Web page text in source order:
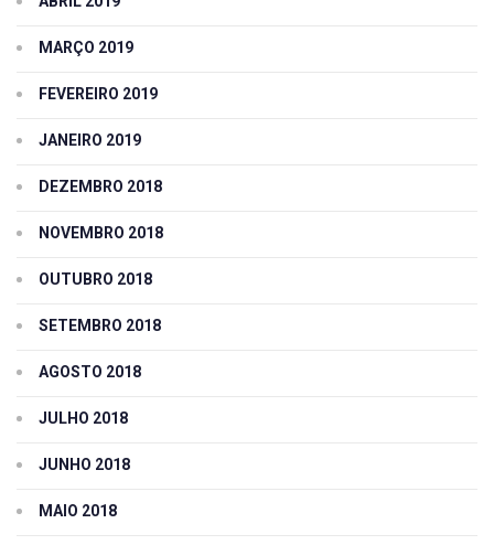
MARÇO 2019
FEVEREIRO 2019
JANEIRO 2019
DEZEMBRO 2018
NOVEMBRO 2018
OUTUBRO 2018
SETEMBRO 2018
AGOSTO 2018
JULHO 2018
JUNHO 2018
MAIO 2018